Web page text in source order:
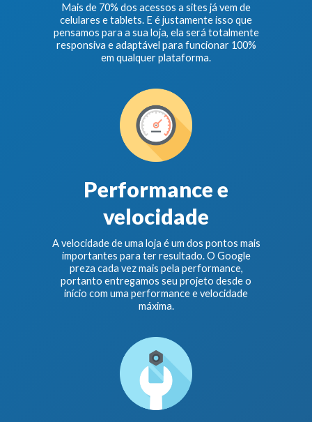
Mais de 70% dos acessos a sites já vem de
celulares e tablets. E é justamente isso que
pensamos para a sua loja, ela será totalmente
responsiva e adaptável para funcionar 100%
em qualquer plataforma.
Performance e
velocidade
A velocidade de uma loja é um dos pontos mais
importantes para ter resultado. O Google
preza cada vez mais pela performance,
portanto entregamos seu projeto desde o
início com uma performance e velocidade
máxima.